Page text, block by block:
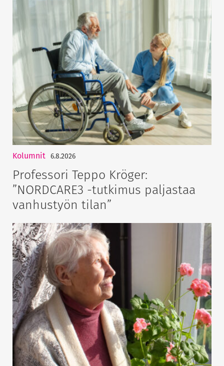
Kolumnit 6.8.2026
Professori Teppo Kröger:
”NORDCARE3 -tutkimus paljastaa
vanhustyön tilan”